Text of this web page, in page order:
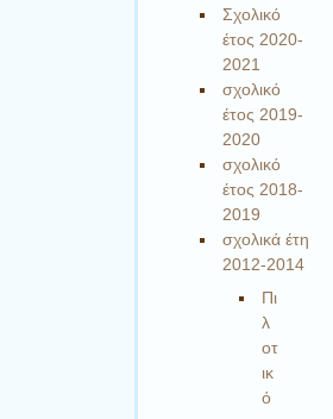
Σχολικό
έτος 2020-
2021
σχολικό
έτος 2019-
2020
σχολικό
έτος 2018-
2019
σχολικά έτη
2012-2014
Πι
λ
οτ
ικ
ό